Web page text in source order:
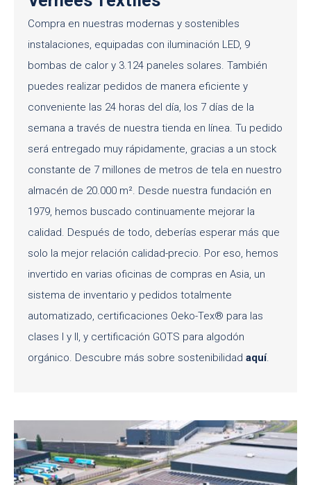
Compra en nuestras modernas y sostenibles
instalaciones, equipadas con iluminación LED, 9
bombas de calor y 3.124 paneles solares. También
puedes realizar pedidos de manera eficiente y
conveniente las 24 horas del día, los 7 días de la
semana a través de nuestra tienda en línea. Tu pedido
será entregado muy rápidamente, gracias a un stock
constante de 7 millones de metros de tela en nuestro
almacén de 20.000 m². Desde nuestra fundación en
1979, hemos buscado continuamente mejorar la
calidad. Después de todo, deberías esperar más que
solo la mejor relación calidad-precio. Por eso, hemos
invertido en varias oficinas de compras en Asia, un
sistema de inventario y pedidos totalmente
automatizado, certificaciones Oeko-Tex® para las
clases I y II, y certificación GOTS para algodón
orgánico. Descubre más sobre sostenibilidad aquí.